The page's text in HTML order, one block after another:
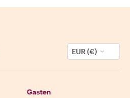
EUR (€)
Gasten